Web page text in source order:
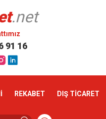
.net
91 16
REKABET DIŞ TİCARET